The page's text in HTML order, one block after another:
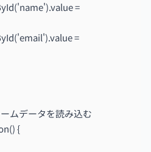
=
=
ムデータを読み込む
{